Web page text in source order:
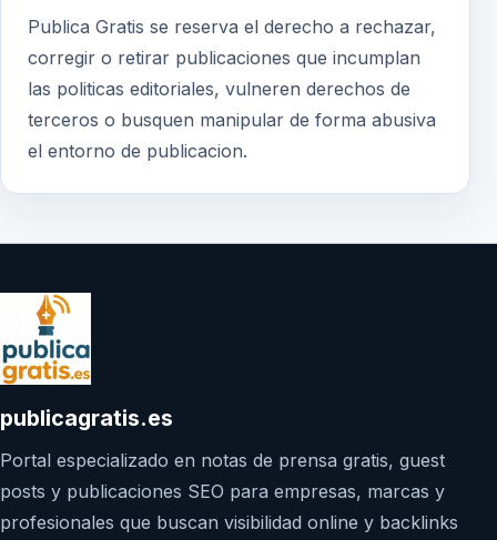
Publica Gratis se reserva el derecho a rechazar,
corregir o retirar publicaciones que incumplan
las politicas editoriales, vulneren derechos de
terceros o busquen manipular de forma abusiva
el entorno de publicacion.
publicagratis.es
Portal especializado en notas de prensa gratis, guest
posts y publicaciones SEO para empresas, marcas y
profesionales que buscan visibilidad online y backlinks